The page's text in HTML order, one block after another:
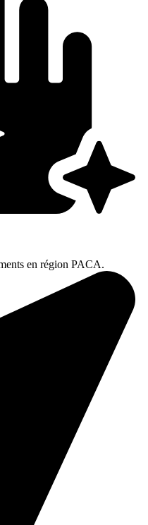
en région PACA.